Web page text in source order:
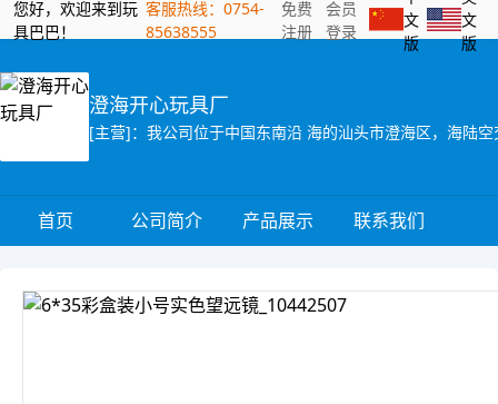
您好，欢迎来到玩
具巴巴！
客服热线：0754-
85638555
免费
注册
会员
登录
文
版
文
版
澄海开心玩具厂
首页 公司简介 产品展示 联系我们